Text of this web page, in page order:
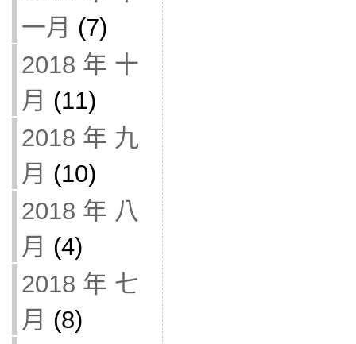
一月 (7)
2018 年 十
月 (11)
2018 年 九
月 (10)
2018 年 八
月 (4)
2018 年 七
月 (8)